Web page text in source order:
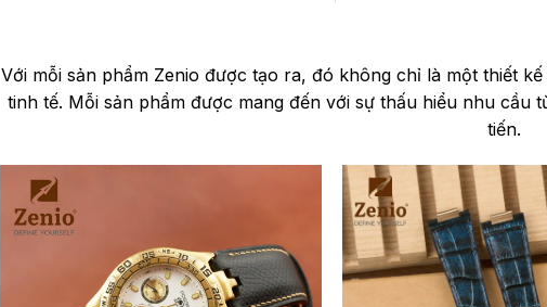
Với mỗi sản phẩm Zenio được tạo ra, đó không chỉ là một thiết
tinh tế. Mỗi sản phẩm được mang đến với sự thấu hiểu nhu
tiến.